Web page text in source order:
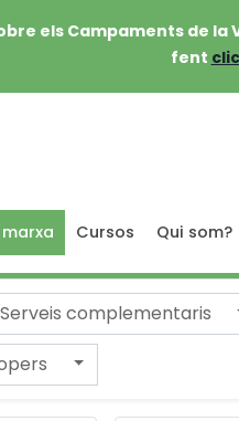
els Campaments de la
fent
Cursos Qui som?
Serveis complementaris